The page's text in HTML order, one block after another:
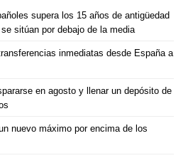
supera los 15 años de antigüedad
sitúan por debajo de la media
inmediatas desde España a
en agosto y llenar un depósito de
nuevo máximo por encima de los